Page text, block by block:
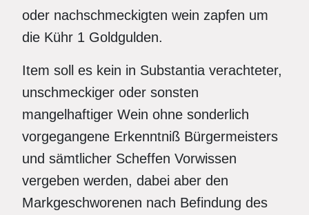
oder nachschmeckigten wein zapfen um
die Kühr 1 Goldgulden.
Item soll es kein in Substantia verachteter,
unschmeckiger oder sonsten
mangelhaftiger Wein ohne sonderlich
vorgegangene Erkenntniß Bürgermeisters
und sämtlicher Scheffen Vorwissen
vergeben werden, dabei aber den
Markgeschworenen nach Befindung des